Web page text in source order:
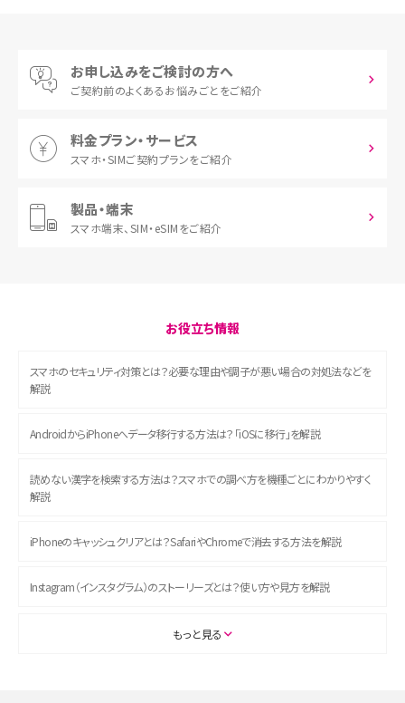
お申し込みをご検討の方へ
ご契約前のよくあるお悩みごとをご紹介
料金プラン・サービス
スマホ・SIMご契約プランをご紹介
製品・端末
スマホ端末、 SIM・eSIMをご紹介
お役立ち情報
スマホのセキュリティ対策とは？必要な理由や調子が悪い場合の対処法などを
解説
AndroidからiPhoneへデータ移行する方法は？「iOSに移行」を解説
読めない漢字を検索する方法は？スマホでの調べ方を機種ごとにわかりやすく
解説
iPhoneのキャッシュクリアとは？SafariやChromeで消去する方法を解説
Instagram（インスタグラム）のストーリーズとは？使い方や見方を解説
ASMRとは？初心者向けの代表ジャンルや楽しみ方を解説
もっと見る